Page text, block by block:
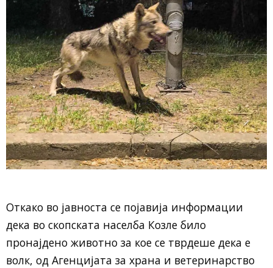
Откако во јавноста се појавија информации
дека во скопската населба Козле било
пронајдено животно за кое се тврдеше дека е
волк, од Агенцијата за храна и ветеринарство